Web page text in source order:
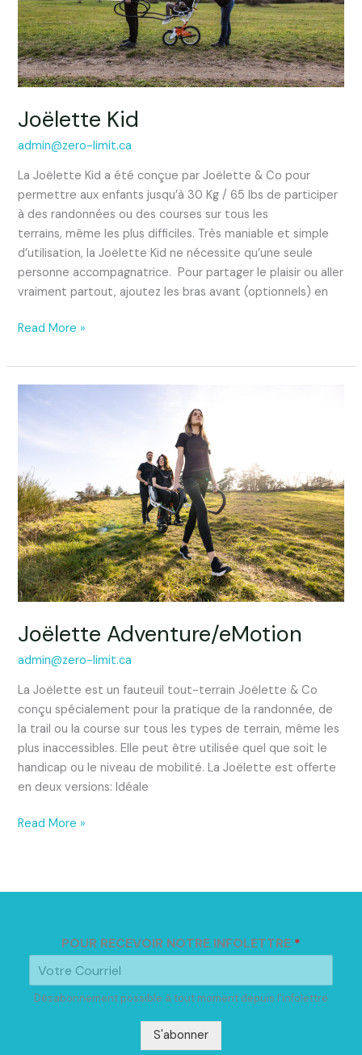
Joëlette Kid
admin@zero-limit.ca
La Joëlette Kid a été conçue par Joëlette & Co pour
permettre aux enfants jusqu’à 30 Kg / 65 lbs de participer
à des randonnées ou des courses sur tous les
terrains, même les plus difficiles. Très maniable et simple
d’utilisation, la Joëlette Kid ne nécessite qu’une seule
personne accompagnatrice. Pour partager le plaisir ou aller
vraiment partout, ajoutez les bras avant (optionnels) en
Read More »
Joëlette Adventure/eMotion
admin@zero-limit.ca
La Joëlette est un fauteuil tout-terrain Joëlette & Co
conçu spécialement pour la pratique de la randonnée, de
la trail ou la course sur tous les types de terrain, même les
plus inaccessibles. Elle peut être utilisée quel que soit le
handicap ou le niveau de mobilité. La Joëlette est offerte
en deux versions: Idéale
Joëlette
Read More »
POUR RECEVOIR NOTRE INFOLETTRE *
Désabonnement possible à tout moment depuis l'infolettre
S'abonner